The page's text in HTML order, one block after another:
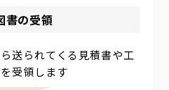
書の受領
送られてくる見積書や工
受領します